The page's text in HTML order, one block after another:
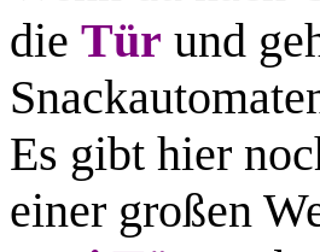
die Tür und
Es gibt hier
einer großen